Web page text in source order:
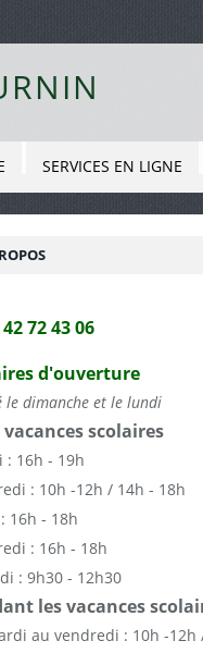
SERVICES EN LIGNE
42 72 43 06
d'ouverture
le dimanche et le lundi
vacances scolaires
: 16h - 19h
: 10h -12h / 14h - 18h
16h - 18h
: 16h - 18h
: 9h30 - 12h30
les vacances
au vendredi : 10h -12h